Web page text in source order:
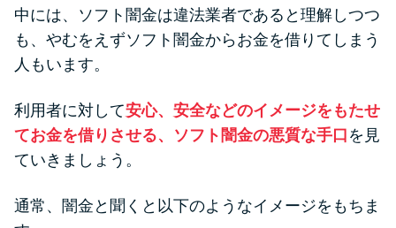
の？ カードローンの選び方を徹
底解説！
説！ もっとも便利でお得な返済
方法はどれ？
落ちる？バンクイックの口コミ
中には、ソフト闇金は違法業者であると理解しつつ
も、やむをえずソフト闇金からお金を借りてしまう
人もいます。
利用者に対して安心、安全などのイメージをもたせ
てお金を借りさせる、ソフト闇金の悪質な手口 を見
ていきましょう。
通常、闇金と聞くと以下のようなイメージをもちま